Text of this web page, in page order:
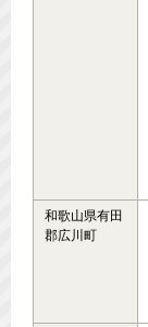
和歌山県有田
郡広川町